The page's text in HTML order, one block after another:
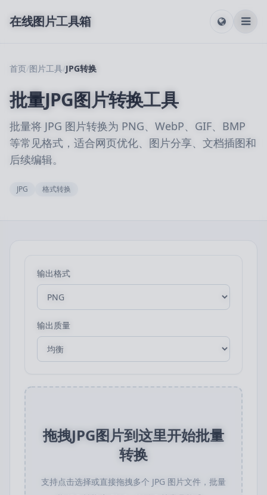
在线图片工具箱
首页/图片工具/JPG转换
批量JPG图片转换工具
批量将 JPG 图片转换为 PNG、WebP、GIF、BMP
等常见格式，适合网页优化、图片分享、文档插图和
后续编辑。
JPG 格式转换
输出格式
输出质量
拖拽JPG图片到这里开始批量
转换
支持点击选择或直接拖拽多个 JPG 图片文件，批量